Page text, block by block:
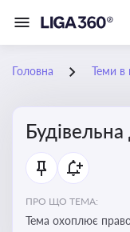
Головна Теми в
Будівельна
ПРО ЩО ТЕМА:
Тема охоплює